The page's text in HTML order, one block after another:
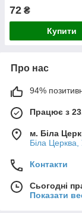
72 ₴
Купити
Про нас
94%
Працює з
м. Біла
Біла Церква,
Контакти
Сьогодні
Показати